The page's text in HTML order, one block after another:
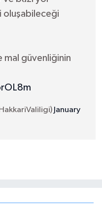
oluşabileceği
mal güvenliğinin
January